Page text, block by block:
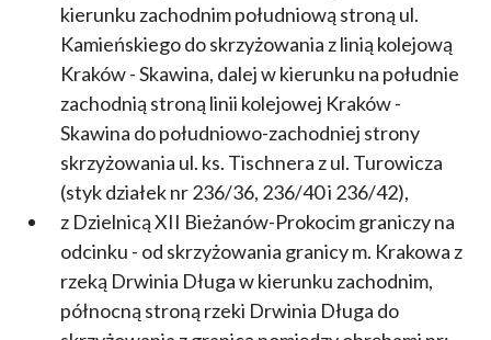
kierunku zachodnim południową stroną ul.
Kamieńskiego do skrzyżowania z linią kolejową
Kraków - Skawina, dalej w kierunku na południe
zachodnią stroną linii kolejowej Kraków -
Skawina do południowo-zachodniej strony
skrzyżowania ul. ks. Tischnera z ul. Turowicza
(styk działek nr 236/36, 236/40 i 236/42),
z Dzielnicą XII Bieżanów-Prokocim graniczy na
odcinku - od skrzyżowania granicy m. Krakowa z
rzeką Drwinia Długa w kierunku zachodnim,
północną stroną rzeki Drwinia Długa do